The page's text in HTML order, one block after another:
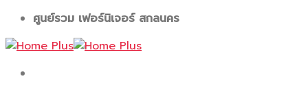
ศูนย์รวม เฟอร์นิเจอร์ สกลนคร